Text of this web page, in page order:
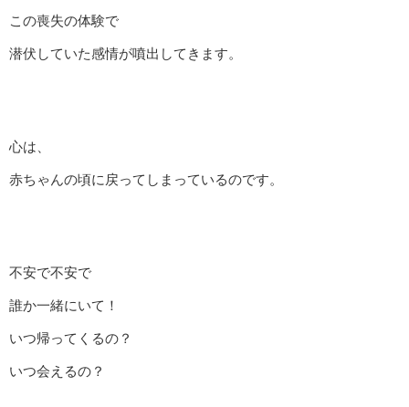
この喪失の体験で
潜伏していた感情が噴出してきます。
心は、
赤ちゃんの頃に戻ってしまっているのです。
不安で不安で
誰か一緒にいて！
いつ帰ってくるの？
いつ会えるの？